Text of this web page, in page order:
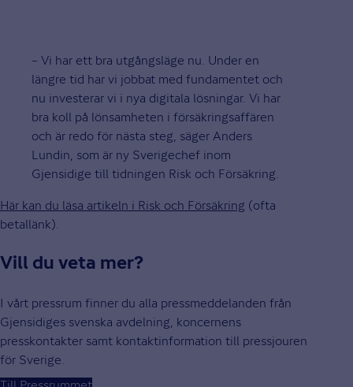
– Vi har ett bra utgångsläge nu. Under en
längre tid har vi jobbat med fundamentet och
nu investerar vi i nya digitala lösningar. Vi har
bra koll på lönsamheten i försäkringsaffären
och är redo för nästa steg, säger Anders
Lundin, som är ny Sverigechef inom
Gjensidige till tidningen Risk och Försäkring.
Här kan du läsa artikeln i Risk och Försäkring (ofta
betallänk).
Vill du veta mer?
I vårt pressrum finner du alla pressmeddelanden från
Gjensidiges svenska avdelning, koncernens
presskontakter samt kontaktinformation till pressjouren
för Sverige.